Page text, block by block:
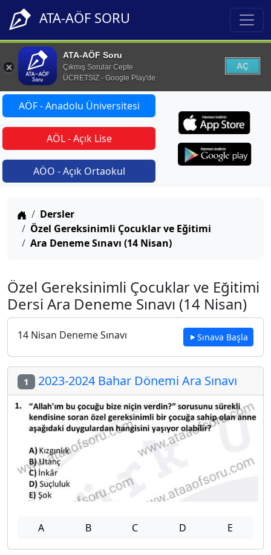
ATA-AÖF SORU
ATA-AÖF Soru
Çıkmış Sorular Cepte
ÜCRETSİZ - Google Play'de
AÇ
AÖF - Anadolu Üniversitesi
AÖL - Açık Lise
AÖO - Açık Ortaokul
Anasayfa
Dersler
Özel Gereksinimli Çocuklar ve Eğitimi
Ara Deneme Sınavı (14 Nisan)
Özel Gereksinimli Çocuklar ve Eğitimi
Dersi Ara Deneme Sınavı (14 Nisan)
14 Nisan Deneme Sınavı Sınava Başla
1 2023-2024 Bahar Dönemi Ara Sınavı
A B C D E